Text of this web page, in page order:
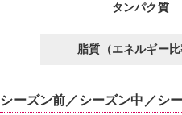
タンパク質
脂質（エネルギー比
シーズン前／シーズン中／シ